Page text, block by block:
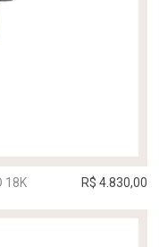
18K R$ 4.830,00